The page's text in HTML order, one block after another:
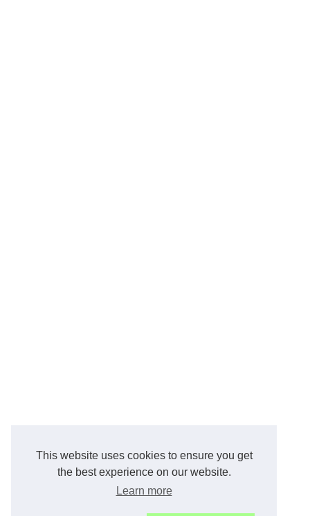
This website uses cookies to ensure you get
the best experience on our website.
Learn more